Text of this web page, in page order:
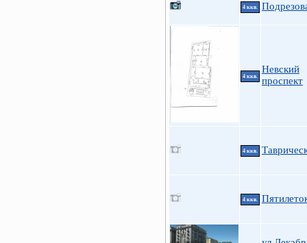
4 ккв.
4 ккв.
Невский
проспект
4 ккв.
4 ккв.